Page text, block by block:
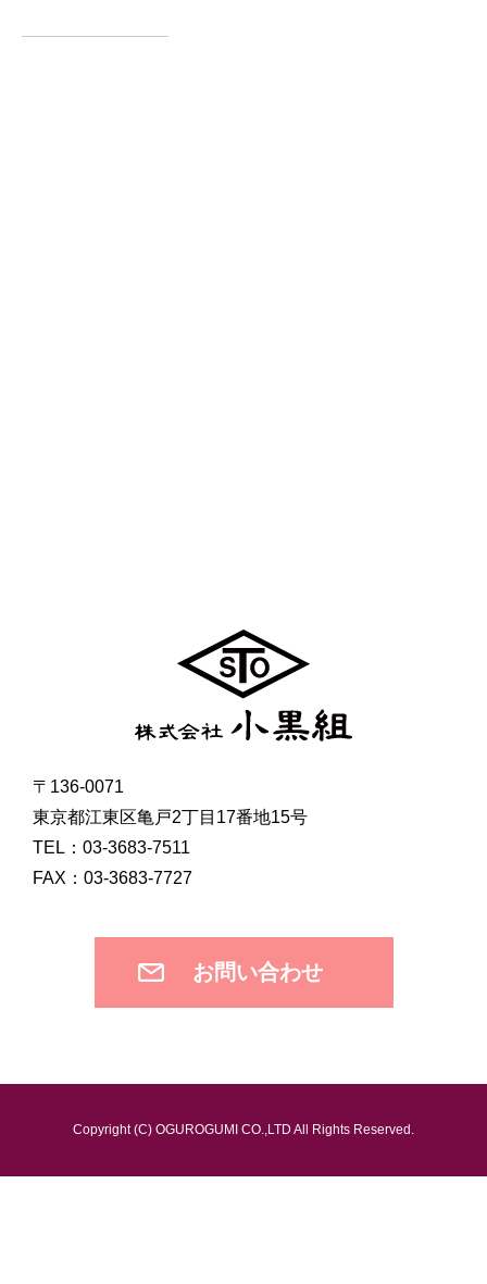
〒136-0071
東京都江東区亀戸2丁目17番地15号
TEL：03-3683-7511
FAX：03-3683-7727
お問い合わせ
Copyright (C) OGUROGUMI CO.,LTD All Rights Reserved.